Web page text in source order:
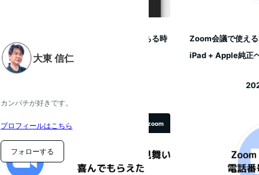
大東 信仁
カンパチが好きです。
プロフィールはこちら
フォローする
Zoom【Windows】画面共有をすると落ちる時
に確認する項目
Zoom会議で使え
iPad + Apple純正
zoom